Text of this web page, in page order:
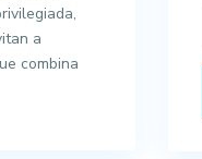
a
combina